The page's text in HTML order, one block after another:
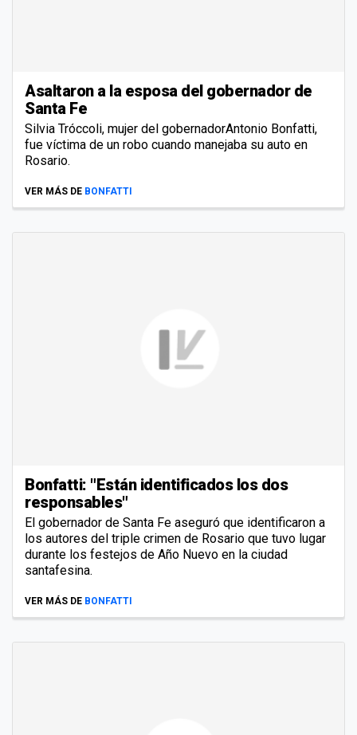
Asaltaron a la esposa del gobernador de
Santa Fe
Silvia Tróccoli, mujer del gobernadorAntonio Bonfatti,
fue víctima de un robo cuando manejaba su auto en
Rosario.
VER MÁS DE BONFATTI
Bonfatti: "Están identificados los dos
responsables"
El gobernador de Santa Fe aseguró que identificaron a
los autores del triple crimen de Rosario que tuvo lugar
durante los festejos de Año Nuevo en la ciudad
santafesina.
VER MÁS DE BONFATTI